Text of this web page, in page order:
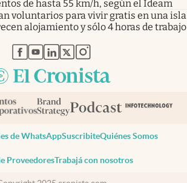
de hasta 55 km/h, según el Ideam
voluntarios para vivir gratis en una isla
alojamiento y sólo 4 horas de trabajo
abre en nueva pestaña
abre en nueva pestaña
abre en nueva pestaña
abre en nueva pestaña
abre en nueva pestaña
de WhatsAppSuscribiteQuiénes Somos
ProveedoresTrabajá con nosotros